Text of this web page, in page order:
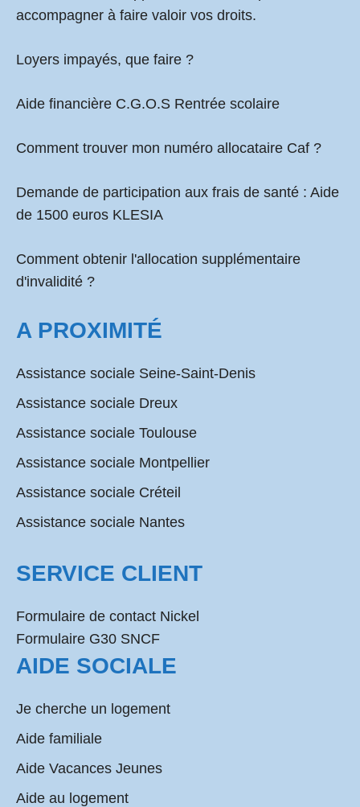
accompagner à faire valoir vos droits.
Loyers impayés, que faire ?
Aide financière C.G.O.S Rentrée scolaire
Comment trouver mon numéro allocataire Caf ?
Demande de participation aux frais de santé : Aide
de 1500 euros KLESIA
Comment obtenir l'allocation supplémentaire
d'invalidité ?
A PROXIMITÉ
Assistance sociale Seine-Saint-Denis
Assistance sociale Dreux
Assistance sociale Toulouse
Assistance sociale Montpellier
Assistance sociale Créteil
Assistance sociale Nantes
SERVICE CLIENT
Formulaire de contact Nickel
Formulaire G30 SNCF
AIDE SOCIALE
Je cherche un logement
Aide familiale
Aide Vacances Jeunes
Aide au logement